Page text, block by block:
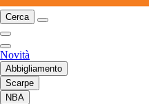
Cerca
Novità
Abbigliamento
Scarpe
NBA